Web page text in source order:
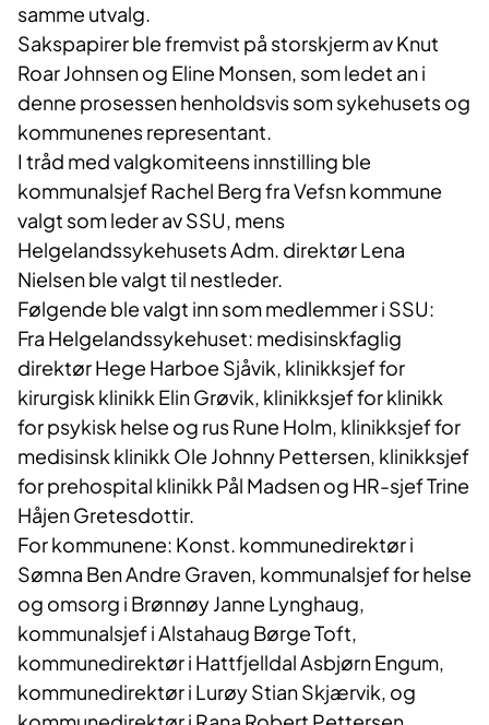
samme utvalg.
Sakspapirer ble fremvist på storskjerm av Knut
Roar Johnsen og Eline Monsen, som ledet an i
denne prosessen henholdsvis som sykehusets og
kommunenes representant.
I tråd med valgkomiteens innstilling ble
kommunalsjef Rachel Berg fra Vefsn kommune
valgt som leder av SSU, mens
Helgelandssykehusets Adm. direktør Lena
Nielsen ble valgt til nestleder.
Følgende ble valgt inn som medlemmer i SSU:
Fra Helgelandssykehuset: medisinskfaglig
direktør Hege Harboe Sjåvik, klinikksjef for
kirurgisk klinikk Elin Grøvik, klinikksjef for klinikk
for psykisk helse og rus Rune Holm, klinikksjef for
medisinsk klinikk Ole Johnny Pettersen, klinikksjef
for prehospital klinikk Pål Madsen og HR-sjef Trine
Håjen Gretesdottir.
For kommunene: Konst. kommunedirektør i
Sømna Ben Andre Graven, kommunalsjef for helse
og omsorg i Brønnøy Janne Lynghaug,
kommunalsjef i Alstahaug Børge Toft,
kommunedirektør i Hattfjelldal Asbjørn Engum,
kommunedirektør i Lurøy Stian Skjærvik, og